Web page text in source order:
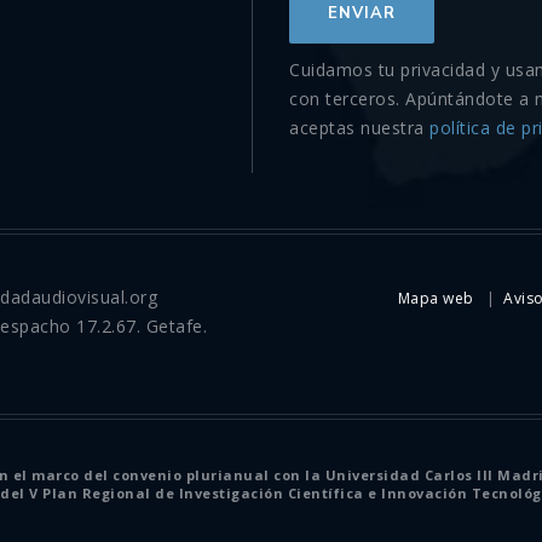
Cuidamos tu privacidad y
con terceros. Apúntándote a
aceptas nuestra política de
17.2.67. Getafe.
Mapa web
el marco del convenio plurianual con la Universidad Carlos III
V Plan Regional de Investigación Científica e Innovación